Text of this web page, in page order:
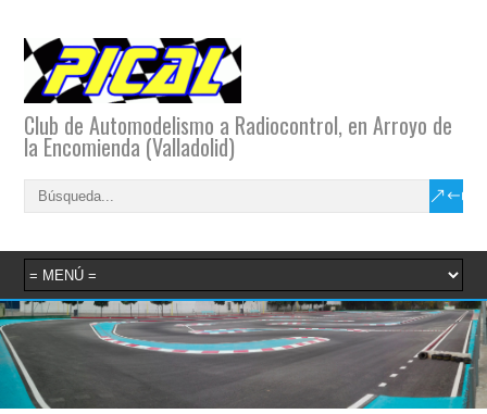
Club de Automodelismo a Radiocontrol, en Arroyo de
la Encomienda (Valladolid)